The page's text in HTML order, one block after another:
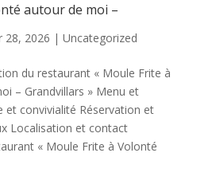
autour de moi –
28, 2026 | Uncategorized
du restaurant « Moule Frite à
– Grandvillars » Menu et
et convivialité Réservation et
Localisation et contact
« Moule Frite à Volonté